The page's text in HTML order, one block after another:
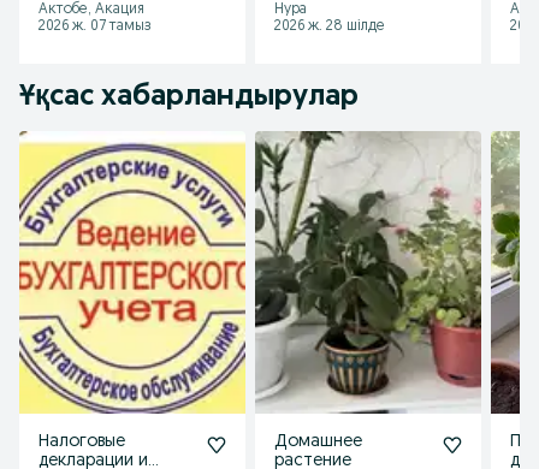
Актобе, Акация
2026 ж. 07 тамыз
Нура
2026 ж. 28 шілде
Ұқсас хабарландырулар
Налоговые
декларации и
Домашнее
растение